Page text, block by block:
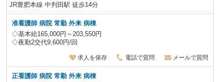
JR豊肥本線 中判田駅 徒歩14分
准看護師 病院 常勤 外来 病棟
◇基本給165,000円～203,550円
◇夜勤2交代9,600円/回
求人を保存 電話で質問 メールで質問
正看護師 病院 常勤 外来 病棟